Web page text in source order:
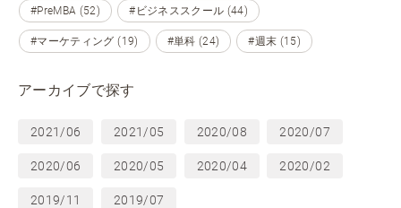
#PreMBA (52) #ビジネススクール (44)
#マーケティング (19) #単科 (24) #週末 (15)
アーカイブで探す
2021/06 2021/05 2020/08 2020/07
2020/06 2020/05 2020/04 2020/02
2019/11 2019/07